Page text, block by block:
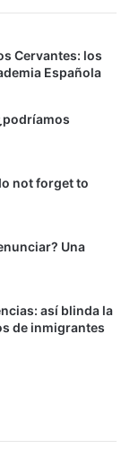
Cervantes: los
Española
not forget to
Una
así blinda la
de inmigrantes